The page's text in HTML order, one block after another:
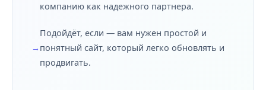
компанию как надежного партнера.
Подойдёт, если — вам нужен простой и
понятный сайт, который легко обновлять и
продвигать.